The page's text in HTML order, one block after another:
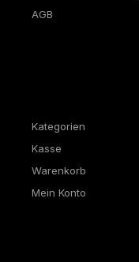
AGB
Kategorien
Kasse
Warenkorb
Mein Konto